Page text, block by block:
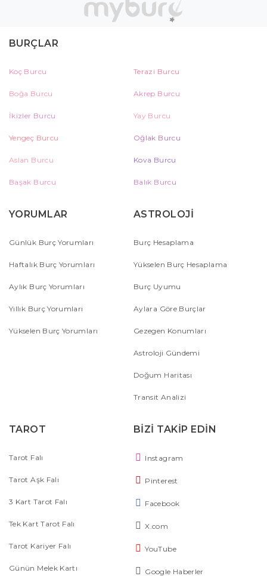
BURÇLAR
Koç Burcu Terazi Burcu
Boğa Burcu Akrep Burcu
İkizler Burcu Yay Burcu
Yengeç Burcu Oğlak Burcu
Aslan Burcu Kova Burcu
Başak Burcu Balık Burcu
YORUMLAR
Günlük Burç Yorumları
Haftalık Burç Yorumları
Aylık Burç Yorumları
Yıllık Burç Yorumları
Yükselen Burç Yorumları
ASTROLOJİ
Burç Hesaplama
Yükselen Burç Hesaplama
Burç Uyumu
Aylara Göre Burçlar
Gezegen Konumları
Astroloji Gündemi
Doğum Haritası
Transit Analizi
TAROT
Tarot Falı
Tarot Aşk Falı
3 Kart Tarot Falı
Tek Kart Tarot Falı
Tarot Kariyer Falı
Günün Melek Kartı
BİZİ TAKİP EDİN
Instagram
Pinterest
Facebook
X.com
YouTube
Google Haberler